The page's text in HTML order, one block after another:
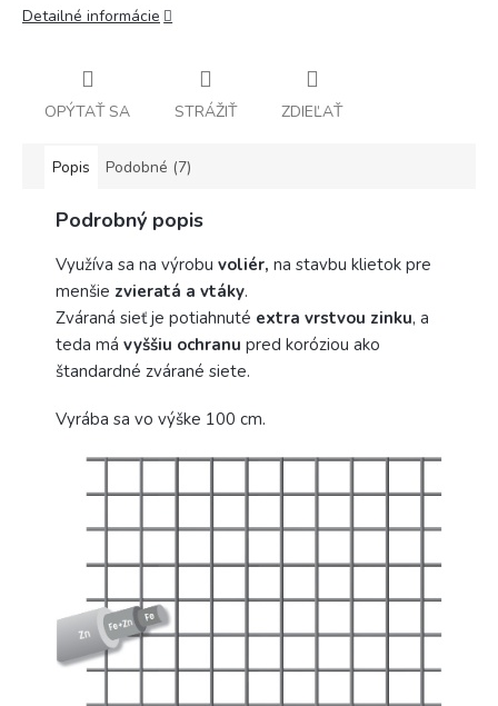
Detailné informácie
OPÝTAŤ SA STRÁŽIŤ ZDIEĽAŤ
Popis Podobné (7)
Podrobný popis
Využíva sa na výrobu voliér, na stavbu klietok pre
menšie zvieratá a vtáky.
Zváraná sieť je potiahnuté extra vrstvou zinku, a
teda má vyššiu ochranu pred koróziou ako
štandardné zvárané siete.
Vyrába sa vo výške 100 cm.